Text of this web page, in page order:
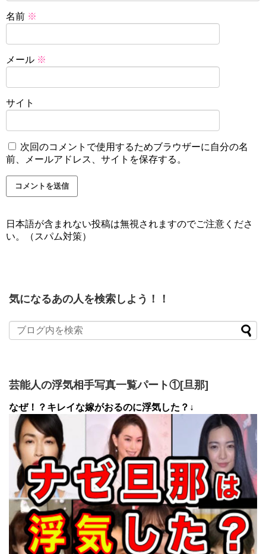
名前 ※
メール ※
サイト
次回のコメントで使用するためブラウザーに自分の名
前、メールアドレス、サイトを保存する。
日本語が含まれない投稿は無視されますのでご注意くださ
い。（スパム対策）
気になるあの人を検索しよう！！
芸能人の浮気相手写真一覧パート①[旦那]
なぜ！？キレイな嫁がおるのに浮気した？↓